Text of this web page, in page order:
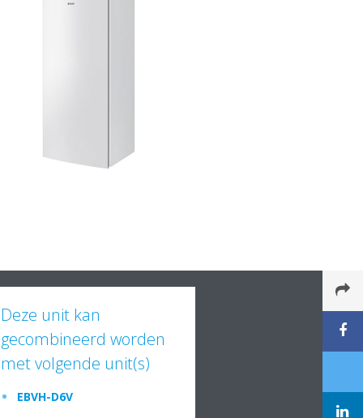
Deze unit kan
gecombineerd worden
met volgende unit(s)
EBVH-D6V